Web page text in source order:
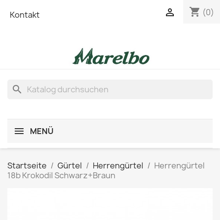
Kontakt shopping_cart (0)

search
MENÜ
Startseite Gürtel Herrengürtel
Herrengürtel
18b Krokodil Schwarz+Braun